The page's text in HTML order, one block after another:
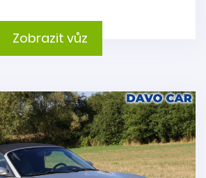
Zobrazit vůz